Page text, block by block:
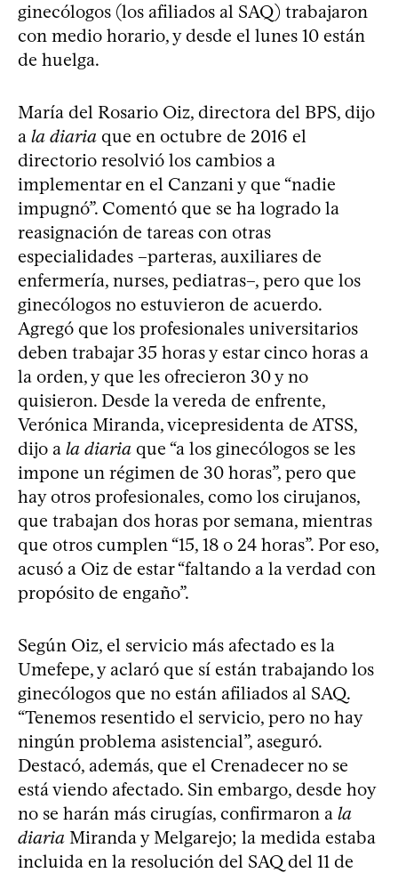
ginecólogos (los afiliados al SAQ) trabajaron
con medio horario, y desde el lunes 10 están
de huelga.
María del Rosario Oiz, directora del BPS, dijo
a la diaria que en octubre de 2016 el
directorio resolvió los cambios a
implementar en el Canzani y que “nadie
impugnó”. Comentó que se ha logrado la
reasignación de tareas con otras
especialidades –parteras, auxiliares de
enfermería, nurses, pediatras–, pero que los
ginecólogos no estuvieron de acuerdo.
Agregó que los profesionales universitarios
deben trabajar 35 horas y estar cinco horas a
la orden, y que les ofrecieron 30 y no
quisieron. Desde la vereda de enfrente,
Verónica Miranda, vicepresidenta de ATSS,
dijo a la diaria que “a los ginecólogos se les
impone un régimen de 30 horas”, pero que
hay otros profesionales, como los cirujanos,
que trabajan dos horas por semana, mientras
que otros cumplen “15, 18 o 24 horas”. Por eso,
acusó a Oiz de estar “faltando a la verdad con
propósito de engaño”.
Según Oiz, el servicio más afectado es la
Umefepe, y aclaró que sí están trabajando los
ginecólogos que no están afiliados al SAQ.
“Tenemos resentido el servicio, pero no hay
ningún problema asistencial”, aseguró.
Destacó, además, que el Crenadecer no se
está viendo afectado. Sin embargo, desde hoy
no se harán más cirugías, confirmaron a la
diaria Miranda y Melgarejo; la medida estaba
incluida en la resolución del SAQ del 11 de